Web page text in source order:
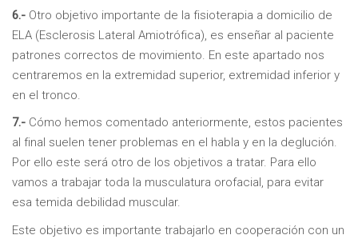
6.- Otro objetivo importante de la fisioterapia a domicilio de
ELA (Esclerosis Lateral Amiotrófica), es enseñar al paciente
patrones correctos de movimiento. En este apartado nos
centraremos en la extremidad superior, extremidad inferior y
en el tronco.
7.- Cómo hemos comentado anteriormente, estos pacientes
al final suelen tener problemas en el habla y en la deglución.
Por ello este será otro de los objetivos a tratar. Para ello
vamos a trabajar toda la musculatura orofacial, para evitar
esa temida debilidad muscular.
Este objetivo es importante trabajarlo en cooperación con un